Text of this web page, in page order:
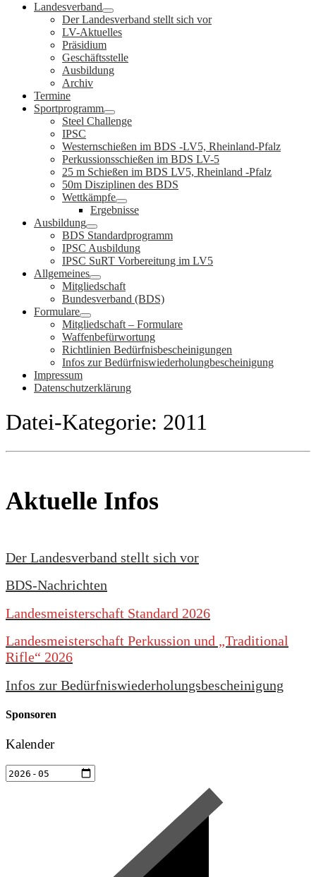
Landesverband
Der Landesverband stellt sich vor
LV-Aktuelles
Präsidium
Geschäftsstelle
Ausbildung
Archiv
Termine
Sportprogramm
Steel Challenge
IPSC
Westernschießen im BDS -LV5, Rheinland-Pfalz
Perkussionsschießen im BDS LV-5
25 m Schießen im BDS LV5, Rheinland -Pfalz
50m Disziplinen des BDS
Wettkämpfe
Ergebnisse
Ausbildung
BDS Standardprogramm
IPSC Ausbildung
IPSC SuRT Vorbereitung im LV5
Allgemeines
Mitgliedschaft
Bundesverband (BDS)
Formulare
Mitgliedschaft – Formulare
Waffenbefürwortung
Richtlinien Bedürfnisbescheinigungen
Infos zur Bedürfniswiederholungbescheinigung
Impressum
Datenschutzerklärung
Datei-Kategorie: 2011
Aktuelle Infos
Der Landesverband stellt sich vor
BDS-Nachrichten
Landesmeisterschaft Standard 2026
Landesmeisterschaft Perkussion und „Traditional
Rifle“ 2026
Infos zur Bedürfniswiederholungsbescheinigung
Sponsoren
Kalender